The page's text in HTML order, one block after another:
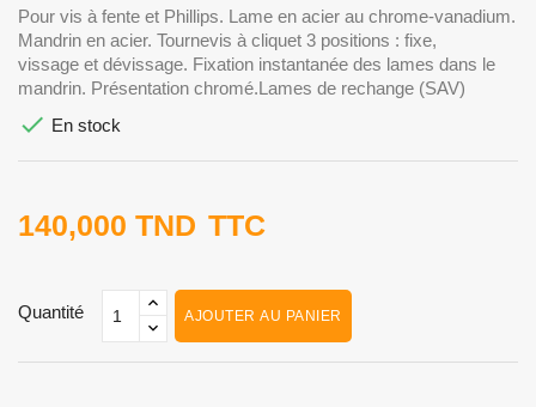
Pour vis à fente et Phillips. Lame en acier au chrome-vanadium.
Mandrin en acier. Tournevis à cliquet 3 positions : fixe,
vissage et dévissage. Fixation instantanée des lames dans le
mandrin. Présentation chromé.Lames de rechange (SAV)
 En stock
140,000 TND TTC
Quantité AJOUTER AU PANIER